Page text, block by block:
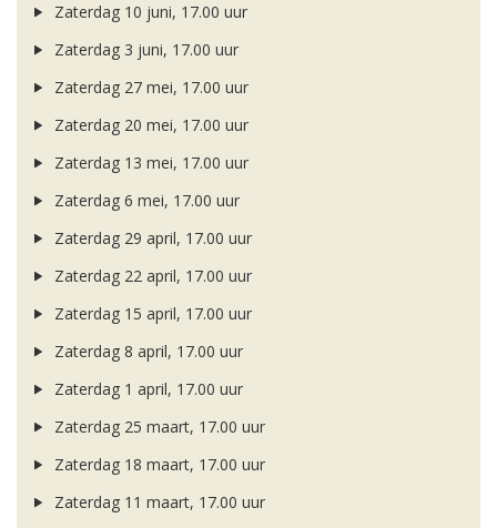
Zaterdag 10 juni, 17.00 uur
Zaterdag 3 juni, 17.00 uur
Zaterdag 27 mei, 17.00 uur
Zaterdag 20 mei, 17.00 uur
Zaterdag 13 mei, 17.00 uur
Zaterdag 6 mei, 17.00 uur
Zaterdag 29 april, 17.00 uur
Zaterdag 22 april, 17.00 uur
Zaterdag 15 april, 17.00 uur
Zaterdag 8 april, 17.00 uur
Zaterdag 1 april, 17.00 uur
Zaterdag 25 maart, 17.00 uur
Zaterdag 18 maart, 17.00 uur
Zaterdag 11 maart, 17.00 uur